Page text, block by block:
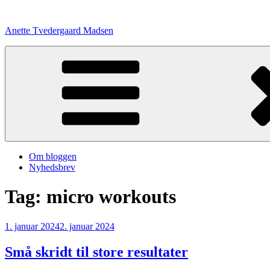
indhold
Anette Tvedergaard Madsen
Om bloggen
Nyhedsbrev
Tag: micro workouts
Udgivet
1. januar 20242. januar 2024
Små skridt til store resultater